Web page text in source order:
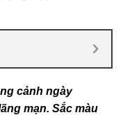
cảnh ngày
mạn. Sắc màu